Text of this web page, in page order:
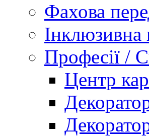
Фахова
Інклюзивна
Професії /
Центр